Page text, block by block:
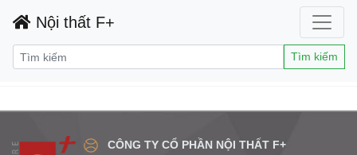
Nội thất F+
Tìm kiếm
CÔNG TY CỔ PHẦN NỘI THẤT F+